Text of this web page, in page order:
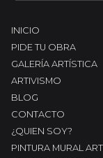
INICIO
PIDE TU OBRA
GALERÍA ARTÍSTICA
ARTIVISMO
BLOG
CONTACTO
¿QUIEN SOY?
PINTURA MURAL